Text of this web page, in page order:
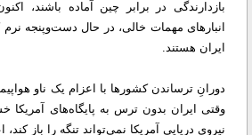
بازدارندگی در برابر چین آماده باشند،
انبارهای مهمات خالی، در حال دست‌وپنجه نرم
ایران هستند.
دورانِ ترساندن کشورها با اعزام یک ناو
وقتی ایران بدون ترس به پایگاه‌های آمریکا
نیروی دریایی آمریکا نمی‌تواند تنگه را باز کند،